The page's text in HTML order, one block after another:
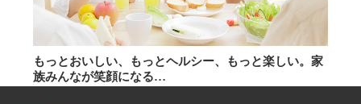
もっとおいしい、もっとヘルシー、もっと楽しい。家
族みんなが笑顔になる…